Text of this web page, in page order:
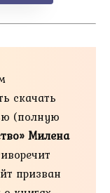
скачать
(полную
Милена
призван